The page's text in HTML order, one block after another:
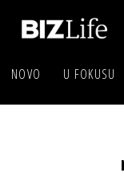
NOVO U FOKUSU